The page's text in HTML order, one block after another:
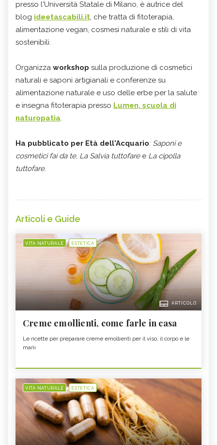
presso l'Università Statale di Milano, è autrice del
blog ideetascabili.it, che tratta di fitoterapia,
alimentazione vegan, cosmesi naturale e stili di vita
sostenibili.
Organizza workshop sulla produzione di cosmetici
naturali e saponi artigianali e conferenze su
alimentazione naturale e uso delle erbe per la salute
e insegna fitoterapia presso Lumen, scuola di
naturopatia.
Ha pubblicato per Età dell'Acquario: Saponi e
cosmetici fai da te, La Salvia tuttofaree La cipolla
tuttofare.
Articoli e Guide
VITA NATURALE ESTETICA
ARTICOLO
Creme emollienti, come farle in casa
Le ricette per preparare creme emollienti per il viso, il corpo e le
mani
VITA NATURALE ESTETICA